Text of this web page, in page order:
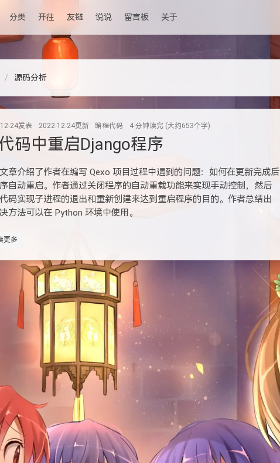
分类 开往 友链 说说 留言板 关于
源码分析
24发表 2022-12-24更新 编程代码 4 分钟读完 (大约653个字)
码中重启Django程序
章介绍了作者在编写 Qexo 项目过程中遇到的问题：如何在更新完成后
自动重启。作者通过关闭程序的自动重载功能来实现手动控制，然后
码实现子进程的退出和重新创建来达到重启程序的目的。作者总结出
方法可以在 Python 环境中使用。
更多